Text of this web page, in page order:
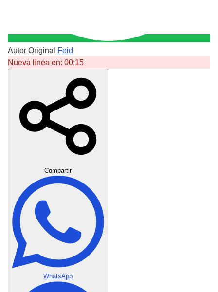
Autor Original
Feid
Nueva línea en: 00:15
Compartir
WhatsApp